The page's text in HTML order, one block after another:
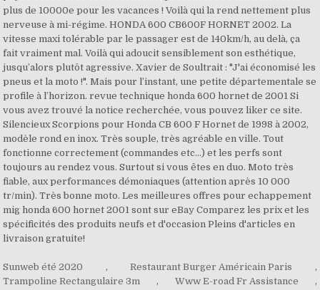
Sunweb été 2020 , Restaurant Burger Américain Paris
,
Trampoline Rectangulaire 3m
, Www E-road Fr Assistance ,